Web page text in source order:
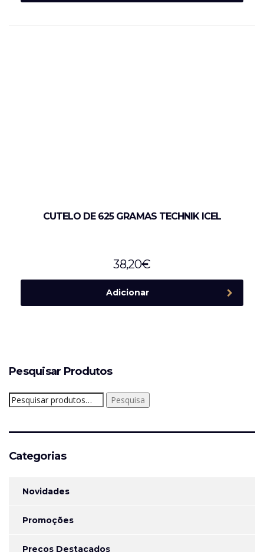
CUTELO DE 625 GRAMAS TECHNIK ICEL
38,20€
Adicionar
Pesquisar Produtos
Pesquisar
por:
Pesquisa
Categorias
Novidades
Promoções
Preços Destacados